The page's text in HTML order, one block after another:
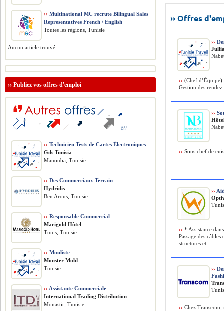
›› Offres
››
›› (Chef
Gestion des
››
›› Sous chef de
››
›› * Assistance
Passage des
structures et ...
››
›› Chez Transcom,
›› Multinational MC recrute Bilingual Sales
Representatives French / English
Toutes les régions, Tunisie
Aucun article trouvé.
››Publiez vos offres d'emploi
›› Technicien Tests de Cartes Électroniques
Gds Tunisia
Manouba, Tunisie
›› Des Commerciaux Terrain
Hydridis
Ben Arous, Tunisie
›› Responsable Commercial
Marigold Hôtel
Tunis, Tunisie
›› Mouliste
Monster Mold
Tunisie
›› Assistante Commerciale
International Trading Distribution
Monastir, Tunisie